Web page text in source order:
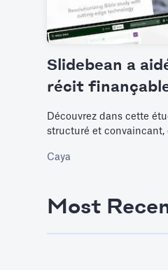
Slidebean a
récit
Découvrez dans cette
structuré et convaincant,
Caya
Most